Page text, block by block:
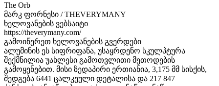
The Orb
მარკ ფორნესი / THEVERYMANY
ხელოვანების ვებსაიტი
https://theverymany.com/
გამოიწერეთ ხელოვანების გვერდები
ალუმინის ეს სიფრიფანა, უსაყრდენო სკულპტურა
შექმნილია უახლესი გამოთვლითი მეთოდების
გამოყენებით. მისი ზედაპირი ერთიანია, 3,175 მმ სისქის,
შედგება 6441 ცალკეული დეტალისა და 217 847